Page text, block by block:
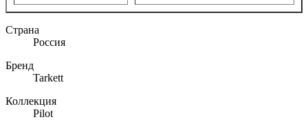
Страна
Россия
Бренд
Tarkett
Коллекция
Pilot